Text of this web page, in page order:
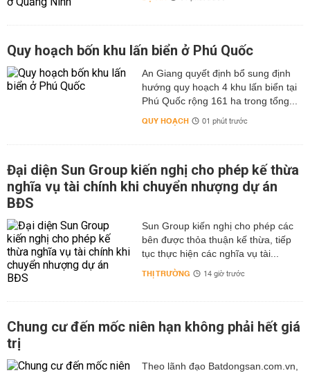
Quy hoạch bốn khu lấn biển ở Phú Quốc
An Giang quyết định bổ sung định
hướng quy hoạch 4 khu lấn biển tại
Phú Quốc rộng 161 ha trong tổng...
QUY HOẠCH 01 phút trước
Đại diện Sun Group kiến nghị cho phép kế thừa
nghĩa vụ tài chính khi chuyển nhượng dự án
BĐS
Sun Group kiến nghị cho phép các
bên được thỏa thuận kế thừa, tiếp
tục thực hiện các nghĩa vụ tài...
THỊ TRƯỜNG 14 giờ trước
Chung cư đến mốc niên hạn không phải hết giá
trị
Theo lãnh đạo Batdongsan.com.vn,